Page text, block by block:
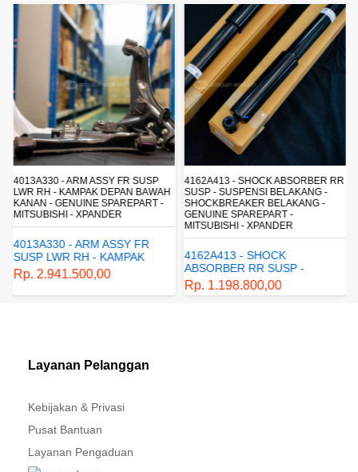
4013A330 - ARM ASSY FR SUSP
LWR RH - KAMPAK DEPAN BAWAH
KANAN - GENUINE SPAREPART -
MITSUBISHI - XPANDER
4013A330 - ARM ASSY FR
SUSP LWR RH - KAMPAK
DEPAN BAWAH KANAN -
GENUINE SPAREPART -
MITSUBISHI - XPANDER
Rp. 2.941.500,00
4162A413 - SHOCK ABSORBER RR
SUSP - SUSPENSI BELAKANG -
SHOCKBREAKER BELAKANG -
GENUINE SPAREPART -
MITSUBISHI - XPANDER
4162A413 - SHOCK
ABSORBER RR SUSP -
SUSPENSI BELAKANG -
SHOCKBREAKER BELAKANG
Rp. 1.198.800,00
Layanan Pelanggan
Kebijakan & Privasi
Pusat Bantuan
Layanan Pengaduan